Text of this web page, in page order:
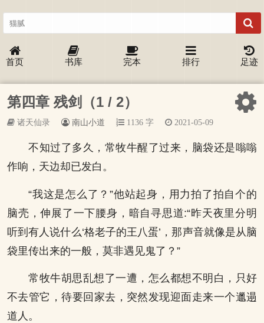
首页 书库 完本 排行 足迹
第四章 残剑（1 / 2）
诸天仙录 南山小道 1136 字 2021-05-09
不知过了多久，常牧牛醒了过来，脑袋还是嗡嗡
作响，天边却已发白。
“我这是怎么了？”他站起身，用力拍了拍自个的
脑壳，伸展了一下腰身，暗自寻思道:“昨天夜里分明
听到有人说什么‘格老子的王八蛋’，那声音就像是从脑
袋里传出来的一般，莫非遇见鬼了？”
常牧牛胡思乱想了一遭，怎么都想不明白，只好
不去管它，待要回家去，突然发现迎面走来一个邋遢
道人。